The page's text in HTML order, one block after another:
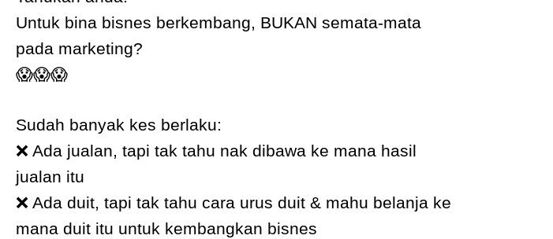
Untuk bina bisnes berkembang, BUKAN semata-mata
pada marketing?
😱😱😱
Sudah banyak kes berlaku:
❌ Ada jualan, tapi tak tahu nak dibawa ke mana hasil
jualan itu
❌ Ada duit, tapi tak tahu cara urus duit & mahu belanja ke
mana duit itu untuk kembangkan bisnes